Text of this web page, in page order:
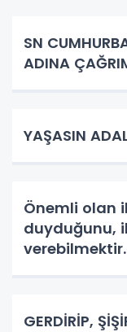
SN
ADINA
YAŞASIN
Önemli olan
duyduğunu,
verebilmektir.
GERDİRİP,